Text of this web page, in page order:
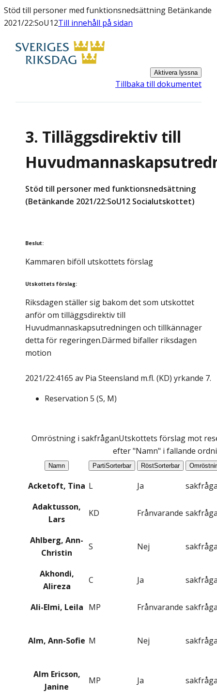
Stöd till personer med funktionsnedsättning Betänkande
2021/22:SoU12Till innehåll på sidan
Aktivera lyssna
Tillbaka till dokumentet
3. Tilläggsdirektiv till
Stöd till personer med funktionsnedsättning
(Betänkande 2021/22:SoU12 Socialutskottet)
Beslut:
Kammaren biföll utskottets förslag
Utskottets förslag:
Riksdagen ställer sig bakom det som utskottet
anför om tilläggsdirektiv till
Huvudmannaskapsutredningen och tillkännager
detta för regeringen.Därmed bifaller riksdagen
motion
2021/22:4165 av Pia Steensland m.fl. (KD) yrkande 7.
Reservation 5 (S, M)
Omröstning i sakfråganUtskottets förslag mot
efter "Namn" i fallande
Namn PartiSorterbar RöstSorterbar
Acketoft, Tina L Ja
Adaktusson,
Lars
KD Frånvarande
Ahlberg, Ann-
Christin
S Nej
Akhondi,
Alireza
C Ja
Ali-Elmi, Leila MP Frånvarande
Alm, Ann-Sofie M Nej
Alm Ericson,
Janine
MP Ja